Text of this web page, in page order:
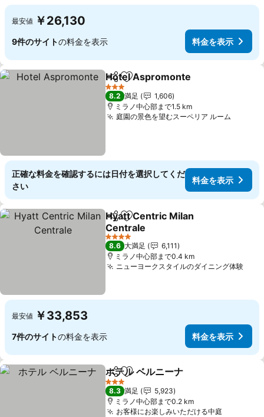
最安値 ￥26,130
9件のサイトの料金を表示 料金を表示
シェアお気に入りに追加
Hotel Aspromonte
3 ホテルのランク
8.2 満足
1,606
ミラノ中心部まで1.5 km
庭園の景色を望むスーペリア ルーム
正確な料金を確認するには日付を選択してくだ
さい
料金を表示
シェアお気に入りに追加
Hyatt Centric Milan
Centrale
料金を表示
4 ホテルのランク
8.6 大満足
6,111
ミラノ中心部まで0.4 km
ニューヨークスタイルのダイニング体験料金
最安値 ￥33,853
7件のサイトの料金を表示 料金を表示
シェアお気に入りに追加
ホテル ベルニーナ
3 ホテルのランク
8.3 満足
5,923
ミラノ中心部まで0.2 km
お客様にお楽しみいただける中庭